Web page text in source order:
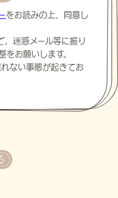
をお読みの上、同意し
，迷惑メール等に振り
をお願いします。
ない事態が起きてお